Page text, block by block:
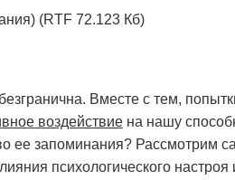
(RTF 72.123 Кб)
Вместе с тем,
воздействиена нашу
ее запоминания? Рассмотрим
психологического настроя